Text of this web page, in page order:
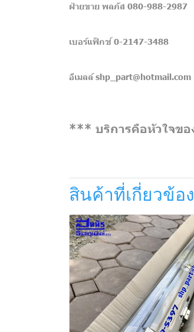
ฝ่ายขาย พลภัส 080-988-2987
เบอร์แฟ็กซ์ 0-2147-3488
อีเมลล์ shp_part@hotmail.com
*** บริการคือหัวใจขอ
สินค้าที่เกี่ยวข้อง